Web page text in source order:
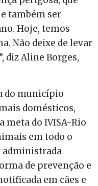
também ser
Hoje, temos
Não deixe de levar
diz Aline Borges,
do município
domésticos,
meta do IVISA-Rio
em todo o
administrada
de prevenção e
em cães e